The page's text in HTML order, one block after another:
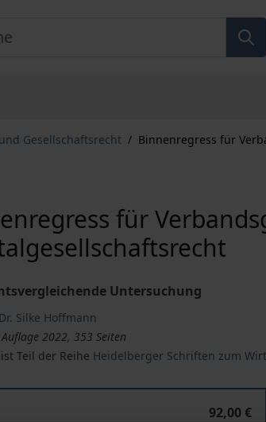
Gesellschaftsrecht / Binnenregress für
für
Untersuchung
Silke Hoffmann
2022, 353 Seiten
Teil der Reihe Heidelberger Schriften zum
92,00 €